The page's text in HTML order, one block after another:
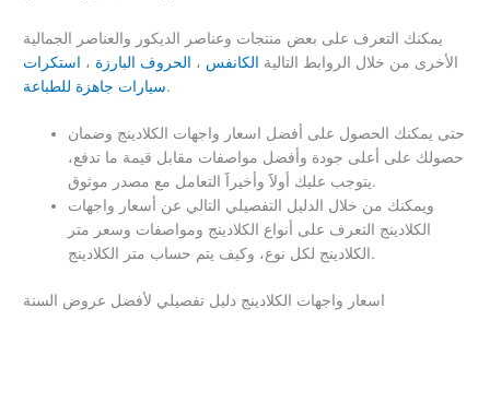
يمكنك التعرف على بعض منتجات وعناصر الديكور والعناصر الجمالية
الأخرى من خلال الروابط التالية الكانفس ، الحروف البارزة ، استكرات
سيارات جاهزة للطباعة.
حتى يمكنك الحصول على أفضل اسعار واجهات الكلادينج وضمان
حصولك على أعلى جودة وأفضل مواصفات مقابل قيمة ما تدفع،
يتوجب عليك أولاََ وأخيراََ التعامل مع مصدر موثوق.
ويمكنك من خلال الدليل التفصيلي التالي عن أسعار واجهات
الكلادينج التعرف على أنواع الكلادينج ومواصفات وسعر متر
الكلادينج لكل نوع، وكيف يتم حساب متر الكلادينج.
اسعار واجهات الكلادينج دليل تفصيلي لأفضل عروض السنة